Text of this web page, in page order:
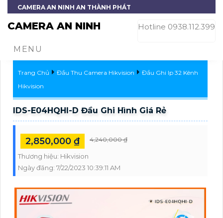
CAMERA AN NINH AN THÀNH PHÁT
CAMERA AN NINH Hotline 0938.112.399
MENU
Trang Chủ Đầu Thu Camera Hikvision
Đầu Ghi Ip 32 Kênh
Hikvision
IDS-E04HQHI-D Đầu Ghi Hình Giá Rẻ
2,850,000 ₫ 4,240,000 ₫
Thương hiệu: Hikvision
Ngày đăng: 7/22/2023 10:39:11 AM